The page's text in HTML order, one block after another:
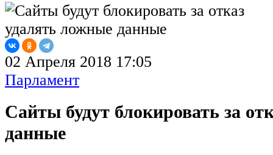
02 Апреля 2018 17:05
Парламент
Сайты будут блокировать за
данные